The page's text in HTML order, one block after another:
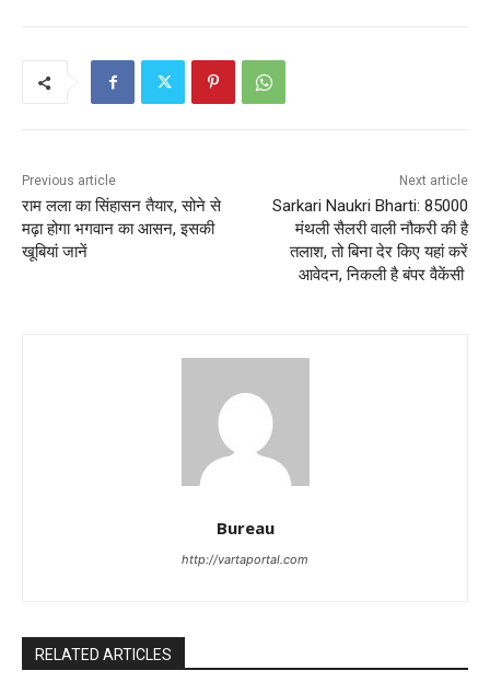
Previous article
राम लला का सिंहासन तैयार, सोने से
मढ़ा होगा भगवान का आसन, इसकी
खूबियां जानें
Next article
Sarkari Naukri Bharti: 85000
मंथली सैलरी वाली नौकरी की है
तलाश, तो बिना देर किए यहां करें
आवेदन, निकली है बंपर वैकेंसी
Bureau
http://vartaportal.com
RELATED ARTICLES